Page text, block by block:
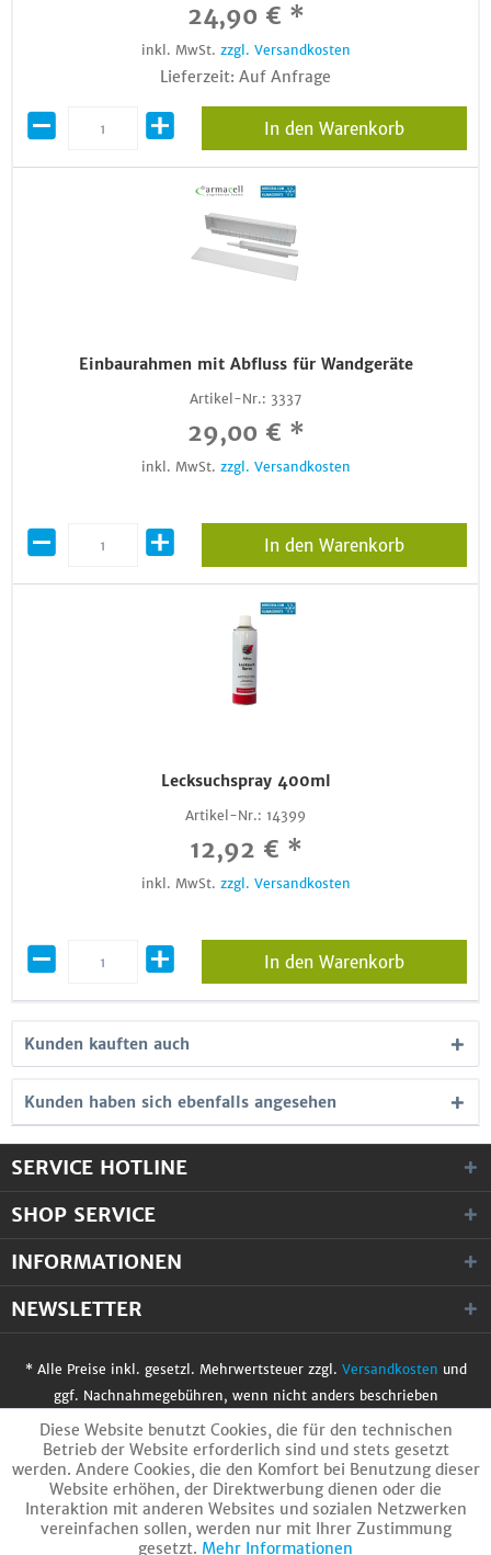
24,90 € *
inkl. MwSt. zzgl. Versandkosten
Lieferzeit: Auf Anfrage
In den Warenkorb
Einbaurahmen mit Abfluss für Wandgeräte
Artikel-Nr.: 3337
29,00 € *
inkl. MwSt. zzgl. Versandkosten
In den Warenkorb
Lecksuchspray 400ml
Artikel-Nr.: 14399
12,92 € *
inkl. MwSt. zzgl. Versandkosten
In den Warenkorb
Kunden kauften auch
Kunden haben sich ebenfalls angesehen
SERVICE HOTLINE
SHOP SERVICE
INFORMATIONEN
NEWSLETTER
* Alle Preise inkl. gesetzl. Mehrwertsteuer zzgl. Versandkosten und
ggf. Nachnahmegebühren, wenn nicht anders beschrieben
Diese Website benutzt Cookies, die für den technischen
Betrieb der Website erforderlich sind und stets gesetzt
werden. Andere Cookies, die den Komfort bei Benutzung dieser
Website erhöhen, der Direktwerbung dienen oder die
Interaktion mit anderen Websites und sozialen Netzwerken
vereinfachen sollen, werden nur mit Ihrer Zustimmung
gesetzt. Mehr Informationen